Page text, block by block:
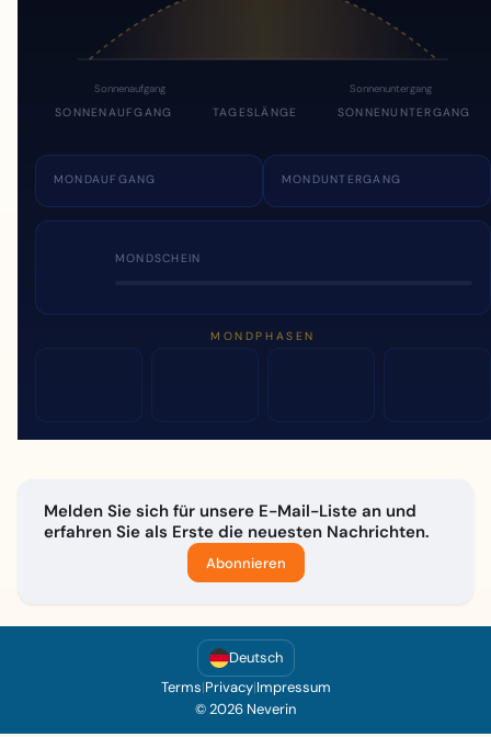
Sonnenaufgang Sonnenuntergang
SONNENAUFGANG TAGESLÄNGE SONNENUNTERGANG
MONDAUFGANG MONDUNTERGANG
MONDSCHEIN
MONDPHASEN
Melden Sie sich für unsere E-Mail-Liste an und
erfahren Sie als Erste die neuesten Nachrichten.
Abonnieren
Deutsch
Terms|Privacy|Impressum
© 2026 Neverin